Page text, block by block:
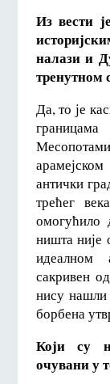
Из вести
налази и
тренутном
Да, то је
антички
трећег
омогућило
ништа није
идеалном
сакривен
нису нашли
борбена
Који су
очувани у